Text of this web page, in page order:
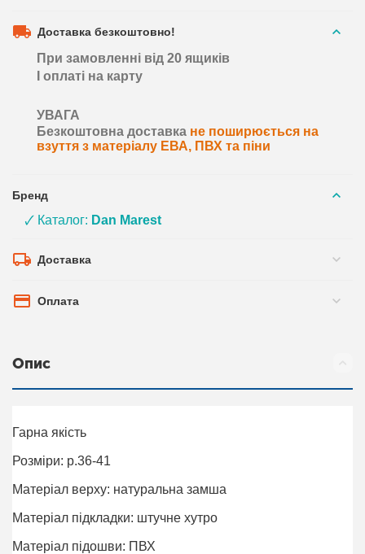
Доставка безкоштовно!
При замовленні від 20 ящиків
І оплаті на карту
УВАГА
Безкоштовна доставка не поширюється на
взуття з матеріалу ЕВА, ПВХ та піни
Бренд
🗸 Каталог: Dan Marest
Доставка
Оплата
Опис
Гарна якість
Розміри: р.36-41
Матеріал верху: натуральна замша
Матеріал підкладки: штучне хутро
Матеріал підошви: ПВХ